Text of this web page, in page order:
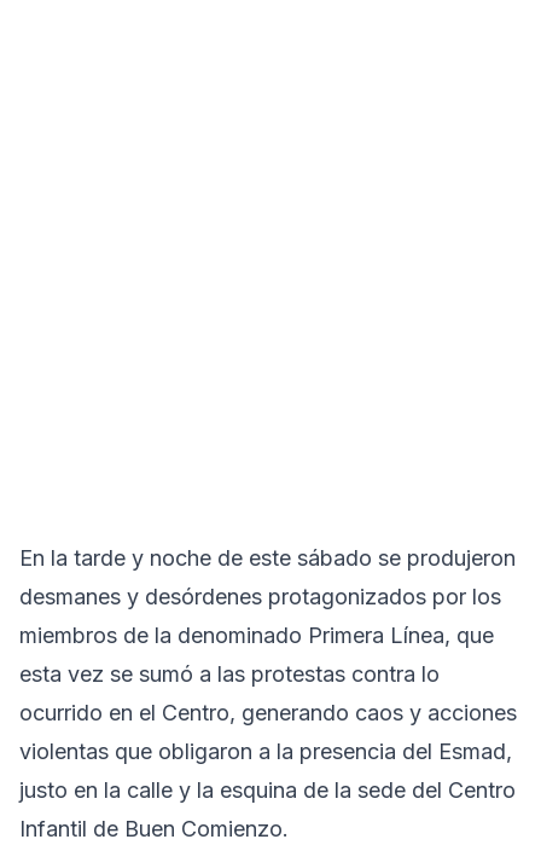
En la tarde y noche de este sábado se produjeron
desmanes y desórdenes protagonizados por los
miembros de la denominado Primera Línea, que
esta vez se sumó a las protestas contra lo
ocurrido en el Centro, generando caos y acciones
violentas que obligaron a la presencia del Esmad,
justo en la calle y la esquina de la sede del Centro
Infantil de Buen Comienzo.